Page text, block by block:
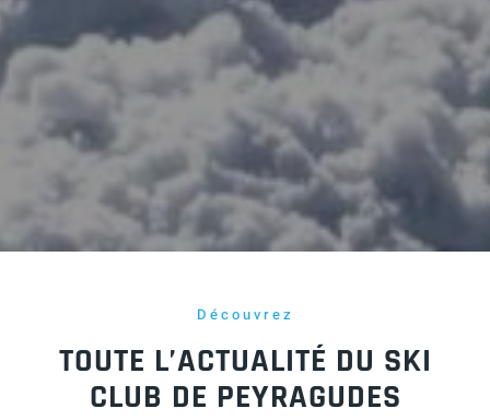
Découvrez
TOUTE L’ACTUALITÉ DU SKI
CLUB DE PEYRAGUDES